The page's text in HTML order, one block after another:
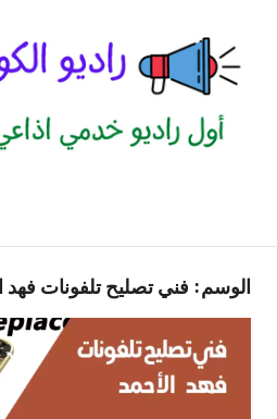
المحتوى
الكويت
للاعلانات
بالكويت
الوسم: فني تصليح تلفونات فهد